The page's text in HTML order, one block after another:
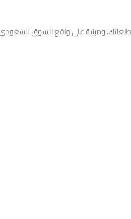
ومبنية على واقع السوق